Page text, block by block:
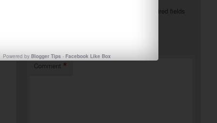
Required fields
Comment *
Powered by Blogger Tips - Facebook Like Box